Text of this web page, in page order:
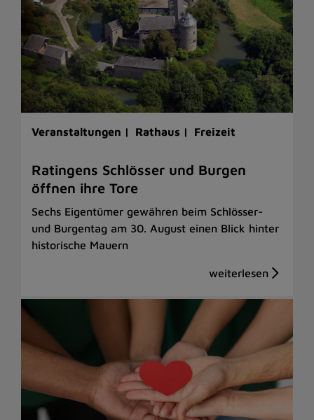
Veranstaltungen | Rathaus | Freizeit
Ratingens Schlösser und Burgen
öffnen ihre Tore
Sechs Eigentümer gewähren beim Schlösser-
und Burgentag am 30. August einen Blick hinter
historische Mauern